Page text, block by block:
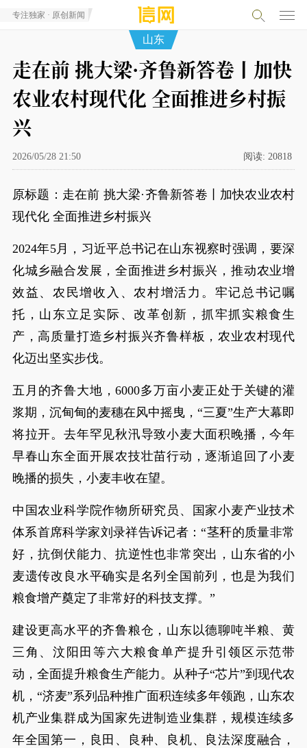
专注独家 · 原创新闻
山东
走在前 挑大梁·齐鲁新答卷丨加快
农业农村现代化 全面推进乡村振
兴
2026/05/28 21:50 阅读: 20818
原标题：走在前 挑大梁·齐鲁新答卷丨加快农业农村
现代化 全面推进乡村振兴
2024年5月，习近平总书记在山东视察时强调，要深
化城乡融合发展，全面推进乡村振兴，推动农业增
效益、农民增收入、农村增活力。牢记总书记嘱
托，山东立足实际、改革创新，抓牢抓实粮食生
产，高质量打造乡村振兴齐鲁样板，农业农村现代
化迈出坚实步伐。
五月的齐鲁大地，6000多万亩小麦正处于关键的灌
浆期，沉甸甸的麦穗在风中摇曳，“三夏”生产大幕即
将拉开。去年罕见秋汛导致小麦大面积晚播，今年
早春山东全面开展农技壮苗行动，逐渐追回了小麦
晚播的损失，小麦丰收在望。
中国农业科学院作物所研究员、国家小麦产业技术
体系首席科学家刘录祥告诉记者：“茎秆的质量非常
好，抗倒伏能力、抗逆性也非常突出，山东省的小
麦遗传改良水平确实是名列全国前列，也是为我们
粮食增产奠定了非常好的科技支撑。‌‌”
建设更高水平的齐鲁粮仓，山东以德聊吨半粮、黄
三角、汶阳田等六大粮食单产提升引领区示范带
动，全面提升粮食生产能力。从种子“芯片”到现代农
机，“济麦”系列品种推广面积连续多年领跑，山东农
机产业集群成为国家先进制造业集群，规模连续多
年全国第一，良田、良种、良机、良法深度融合，